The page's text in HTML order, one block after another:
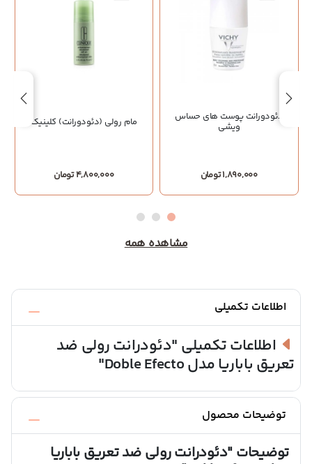
دئودورانت پوست های حساس
ویشی
1,890,000 تومان
مام رولی (دئودورانت) کلینیک
4,800,000 تومان
مشاهده همه
اطلاعات تکمیلی
اطلاعات تکمیلی "دئودرانت رولی ضد
تعریق باباریا مدل Doble Efecto"
توضیحات محصول
توضیحات"دئودرانت رولی ضد تعریق باباریا